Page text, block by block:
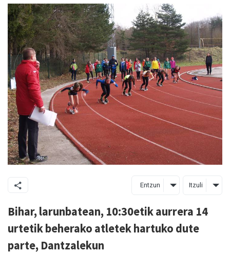
Entzun Itzuli
Bihar, larunbatean, 10:30etik aurrera 14
urtetik beherako atletek hartuko dute
parte, Dantzalekun